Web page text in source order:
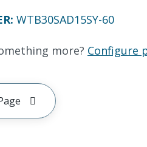
: WTB30SAD15SY-60
more? Configure